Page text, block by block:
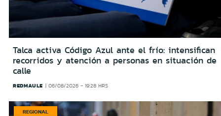
Talca activa Código Azul ante el frío: intensifican
recorridos y atención a personas en situación de
calle
REDMAULE 06/08/2026 - 19:28 HRS
REGIONAL